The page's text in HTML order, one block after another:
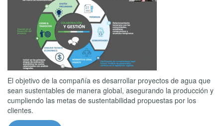
El objetivo de la compañía es desarrollar proyectos de agua que
sean sustentables de manera global, asegurando la producción y
cumpliendo las metas de sustentabilidad propuestas por los
clientes.